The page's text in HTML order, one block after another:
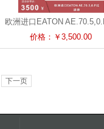
欧洲进口EATON
滤器
价格：￥3,500.00
下一页